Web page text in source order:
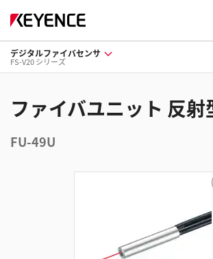
デジタルファイバセンサ
FS-V20 シリーズ
ファイバユニット 反射
FU-49U